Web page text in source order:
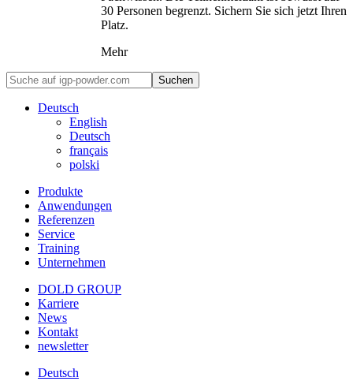
30 Personen begrenzt. Sichern Sie sich jetzt Ihren
Platz.
Mehr
Suchen
Deutsch
English
Deutsch
français
polski
Produkte
Anwendungen
Referenzen
Service
Training
Unternehmen
DOLD GROUP
Karriere
News
Kontakt
newsletter
Deutsch